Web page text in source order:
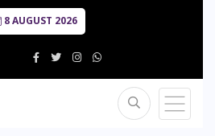
8 AUGUST 2026